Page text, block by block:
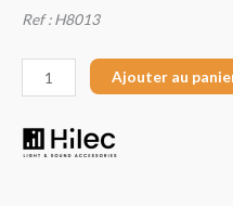
Ref : H8013
Ajouter au